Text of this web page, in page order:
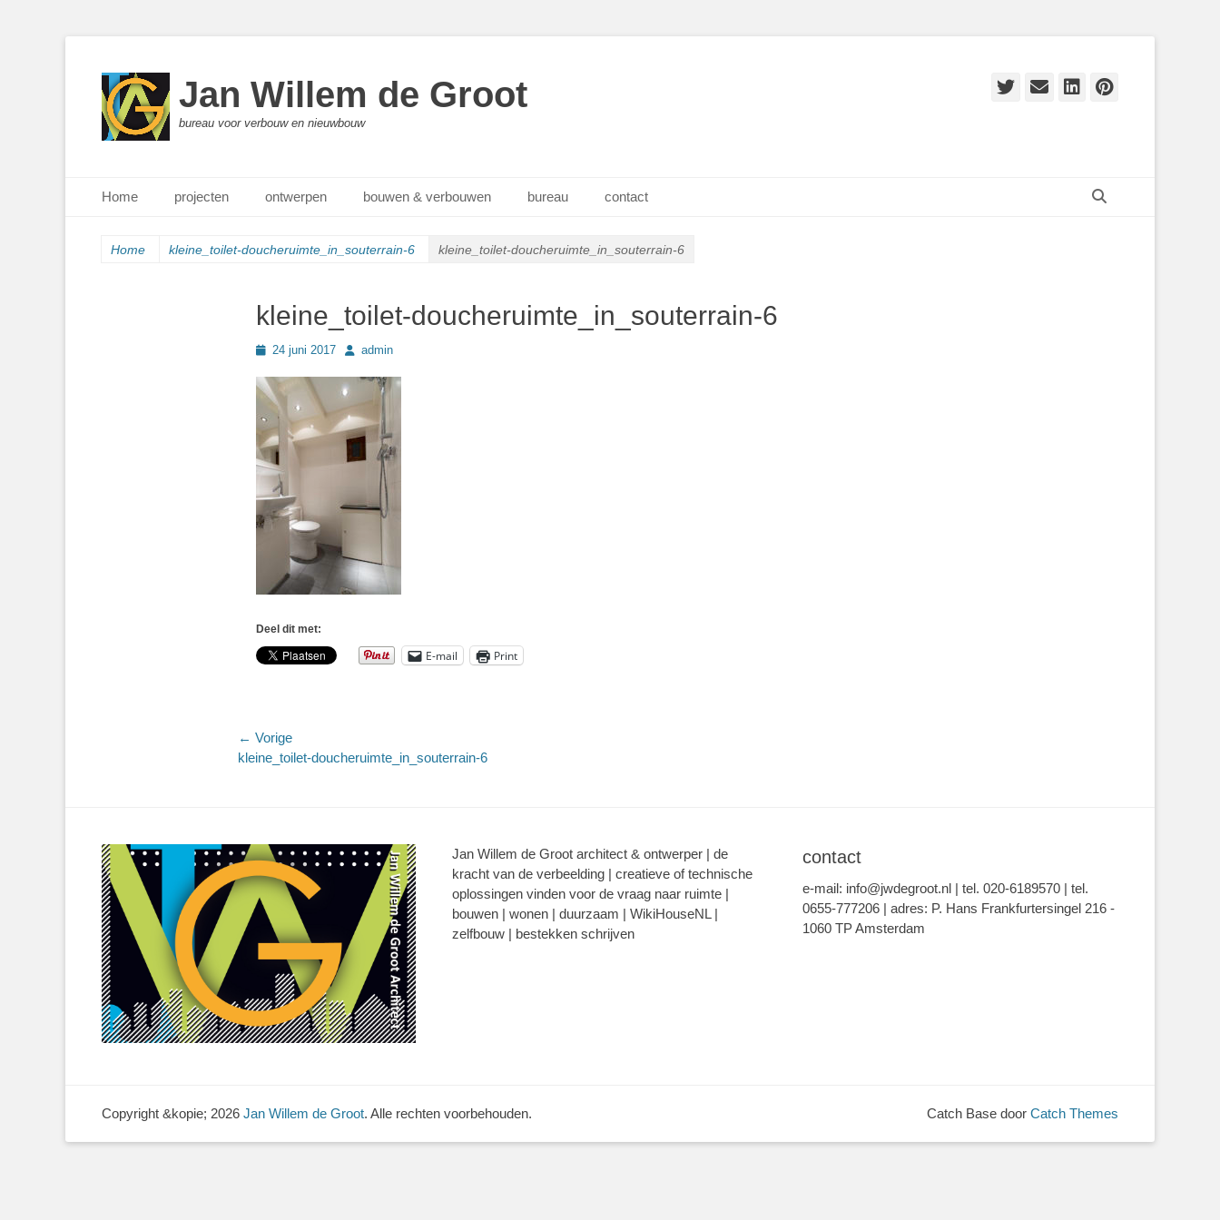
Jan Willem de Groot
bureau voor verbouw en nieuwbouw
Twitter
E-
LinkedIn
Primair menu
naar
inhoud
Home projecten ontwerpen bouwen & verbouwen bureau contact
Home kleine_toilet-doucheruimte_in_souterrain-6 kleine_toilet-doucheruimte_in_souterrain-6
kleine_toilet-doucheruimte_in_souterrain-6
Geplaatst
24 juni 2017 Authoradmin
Deel dit met:
E-mail Print
Bericht
navigatie
← Vorige
Vorig
kleine_toilet-doucheruimte_in_souterrain-6
Jan Willem de Groot architect & ontwerper | de
kracht van de verbeelding | creatieve of technische
oplossingen vinden voor de vraag naar ruimte |
bouwen | wonen | duurzaam | WikiHouseNL |
zelfbouw | bestekken schrijven
contact
e-mail: info@jwdegroot.nl | tel. 020-6189570 | tel.
0655-777206 | adres: P. Hans Frankfurtersingel 216 -
1060 TP Amsterdam
Copyright &kopie; 2026 Jan Willem de Groot. Alle rechten voorbehouden. Catch Base door Catch Themes